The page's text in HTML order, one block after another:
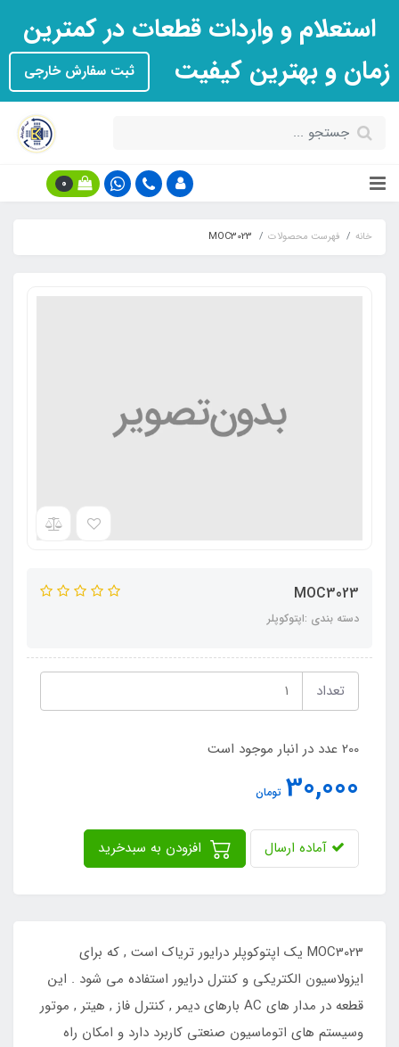
استعلام و واردات قطعات در کمترین
زمان و بهترین کیفیت
ثبت سفارش خارجی
0
خانه فهرست محصولات MOC3023
MOC3023
دسته بندی :اپتوکوپلر
تعداد
200 عدد در انبار موجود است
30,000 تومان
آماده ارسال
MOC3023 یک اپتوکوپلر درایور تریاک است , که برای
ایزولاسیون الکتریکی و کنترل درایور استفاده می شود . این
قطعه در مدار های AC بارهای دیمر , کنترل فاز , هیتر , موتور
وسیستم های اتوماسیون صنعتی کاربرد دارد و امکان راه